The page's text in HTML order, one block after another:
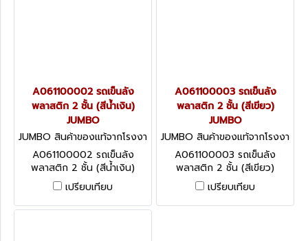
A061100002 รถเข็นลัง
พลาสติก 2 ชั้น (สีน้ำเงิน)
JUMBO
JUMBO สินค้าของแท้จากโรงงา
นผู้ผลิต A061100002
A061100002 รถเข็นลัง
พลาสติก 2 ชั้น (สีน้ำเงิน)
JUMBO
เปรียบเทียบ
A061100003 รถเข็นลัง
พลาสติก 2 ชั้น (สีเขียว)
JUMBO
JUMBO สินค้าของแท้จากโรงงา
นผู้ผลิต A061100003
A061100003 รถเข็นลัง
พลาสติก 2 ชั้น (สีเขียว)
JUMBO
เปรียบเทียบ